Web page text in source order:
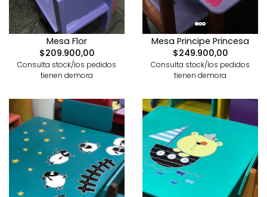
Mesa Flor
$209.900,00
Consulta stock/los pedidos
tienen demora
Mesa Principe Princesa
$249.900,00
Consulta stock/los pedidos
tienen demora